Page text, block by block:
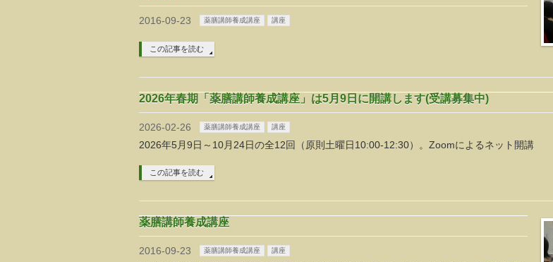
2016-09-23 薬膳講師養成講座 講座
この記事を読む
2026年春期「薬膳講師養成講座」は5月9日に開講します(受講募集中)
2026-02-26 薬膳講師養成講座 講座
2026年5月9日～10月24日の全12回（原則土曜日10:00-12:30）。Zoomによるネット開講
この記事を読む
薬膳講師養成講座
2016-09-23 薬膳講師養成講座 講座